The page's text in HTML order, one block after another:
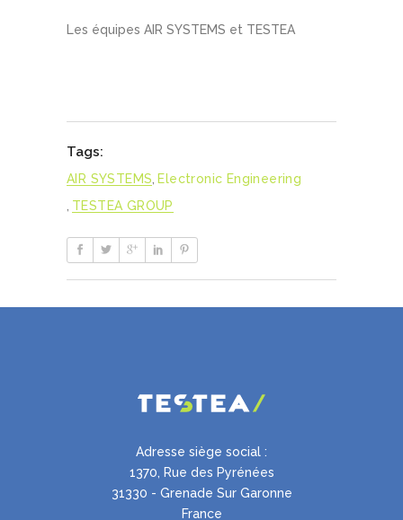
Les équipes AIR SYSTEMS et TESTEA
Tags:
AIR SYSTEMS Electronic Engineering
TESTEA GROUP
Adresse siège social :
1370, Rue des Pyrénées
31330 - Grenade Sur Garonne
France